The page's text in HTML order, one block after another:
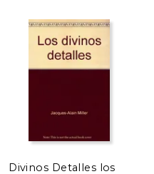
15%
Divinos Detalles los